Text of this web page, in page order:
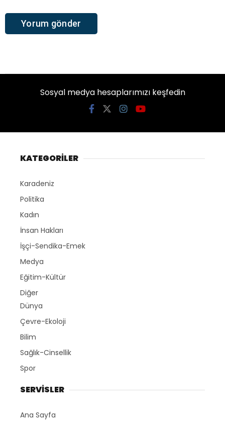
Sosyal medya hesaplarımızı keşfedin
KATEGORİLER
Karadeniz
Politika
Kadın
İnsan Hakları
İşçi-Sendika-Emek
Medya
Eğitim-Kültür
Diğer
Dünya
Çevre-Ekoloji
Bilim
Sağlık-Cinsellik
Spor
SERVİSLER
Ana Sayfa